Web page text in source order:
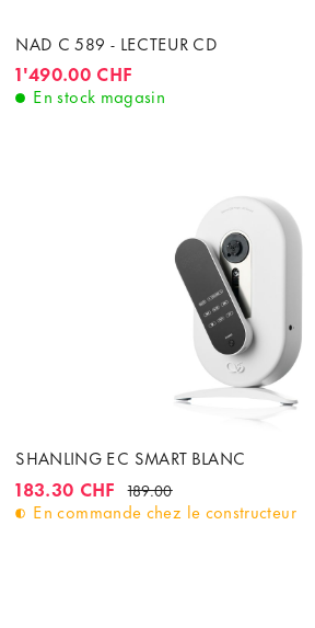
NAD C 589 - LECTEUR CD
1'490.00 CHF
En stock magasin
SHANLING EC SMART BLANC
183.30 CHF 189.00
En commande chez le constructeur